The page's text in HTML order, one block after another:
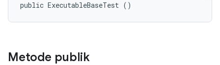
public ExecutableBaseTest ()
Metode publik